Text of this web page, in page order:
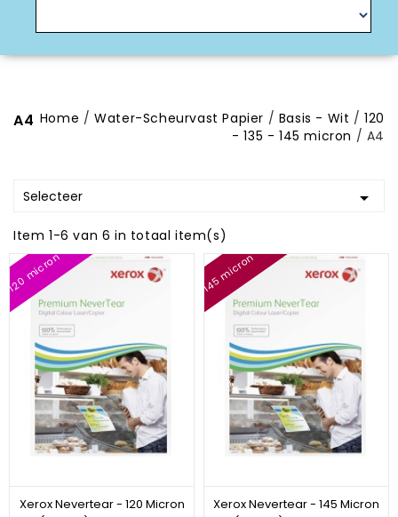
A4 Home Water-Scheurvast Papier Basis - Wit
120
- 135 - 145 micron
A4
Selecteer 
Item 1-6 van 6 in totaal item(s)
120 micron
Xerox Nevertear - 120 Micron
145 micron
Xerox Nevertear - 145 Micron